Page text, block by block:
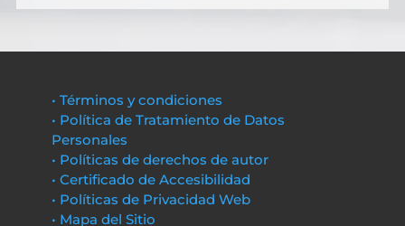
• Términos y condiciones
• Política de Tratamiento de Datos
Personales
• Políticas de derechos de autor
• Certificado de Accesibilidad
• Políticas de Privacidad Web
• Mapa del Sitio